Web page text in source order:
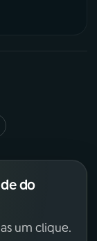
do
um clique.